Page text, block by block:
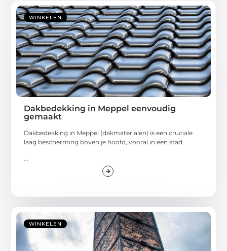
WINKELEN
Dakbedekking in Meppel eenvoudig
gemaakt
Dakbedekking in Meppel (dakmaterialen) is een cruciale
laag bescherming boven je hoofd, vooral in een stad
WINKELEN